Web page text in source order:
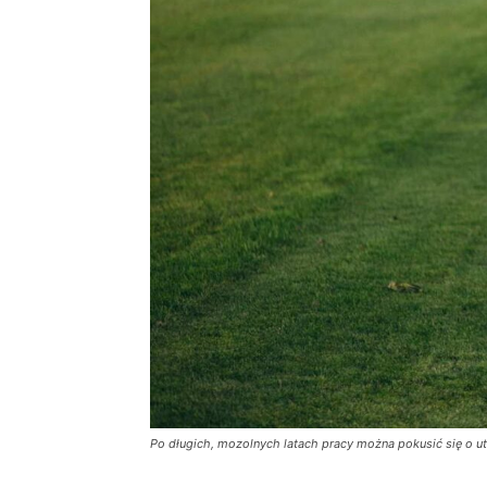
Po długich, mozolnych latach pracy można pokusić się o